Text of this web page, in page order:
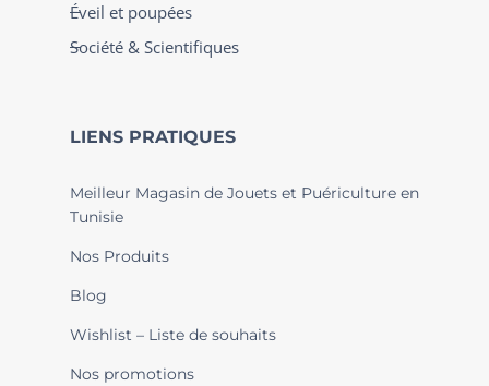
Éveil et poupées
Société & Scientifiques
LIENS PRATIQUES
Meilleur Magasin de Jouets et Puériculture en
Tunisie
Nos Produits
Blog
Wishlist – Liste de souhaits
Nos promotions